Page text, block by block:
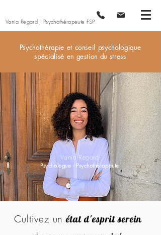
Vania Regard | Psychothérapeute FSP
Psychothérapie et conseil psychologique
spécialisé en gestion du stress
Vania Regard
Psychologue - Psychothérapeute
Cultivez unétat d'esprit serein